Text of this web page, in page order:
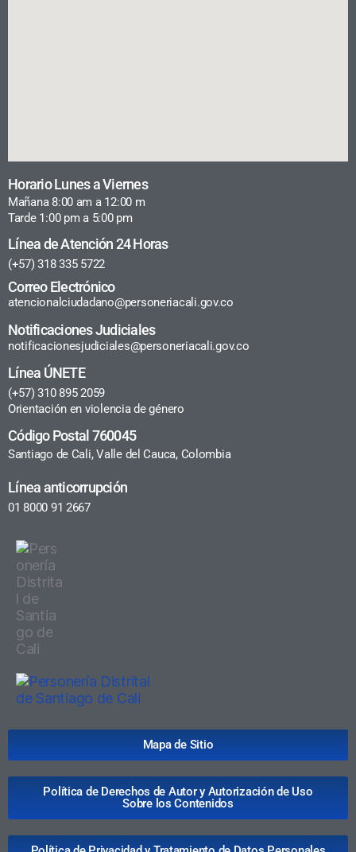
Horario Lunes a Viernes
Mañana 8:00 am a 12:00 m
Tarde 1:00 pm a 5:00 pm
Línea de Atención 24 Horas
(+57) 318 335 5722
Correo Electrónico
atencionalciudadano@personeriacali.gov.co
Notificaciones Judiciales
notificacionesjudiciales@personeriacali.gov.co
Línea ÚNETE
(+57) 310 895 2059
Orientación en violencia de género
Código Postal 760045
Santiago de Cali, Valle del Cauca, Colombia
Línea anticorrupción
01 8000 91 2667
Mapa de Sitio
Política de Derechos de Autor y Autorización de Uso
Sobre los Contenidos